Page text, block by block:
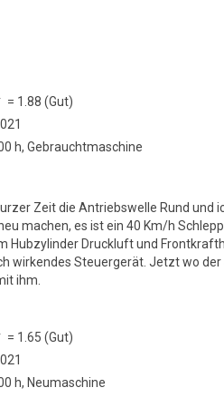
= 1.88 (Gut)
h, Gebrauchtmaschine
Zeit die Antriebswelle Rund und
machen, es ist ein 40 Km/h
Hubzylinder Druckluft und
wirkendes Steuergerät. Jetzt wo der
ihm.
= 1.65 (Gut)
h, Neumaschine